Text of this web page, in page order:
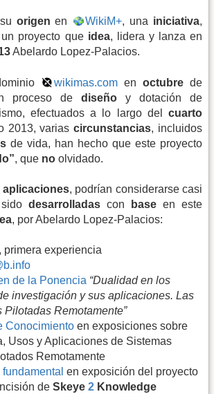
origen en WikiM+, una iniciativa,
proyecto que idea, lidera y lanza en
Abelardo Lopez-Palacios.
wikimas.comen octubrede
proceso de diseño y dotación de
efectuados a lo largo del cuarto
2013, variascircunstancias, incluidos
de vida, han hecho que este proyecto
, que no olvidado.
aplicaciones, podrían considerarse casi
desarrolladas con base en este
, por Abelardo Lopez-Palacios:
, primera experiencia
de la Ponencia “Dualidad en los
investigación y sus aplicaciones. Las
Pilotadas Remotamente”
Conocimiento en exposiciones sobre
Usos y Aplicaciones de Sistemas
Remotamente
en exposición del proyecto
de Skeye 2 Knowledge